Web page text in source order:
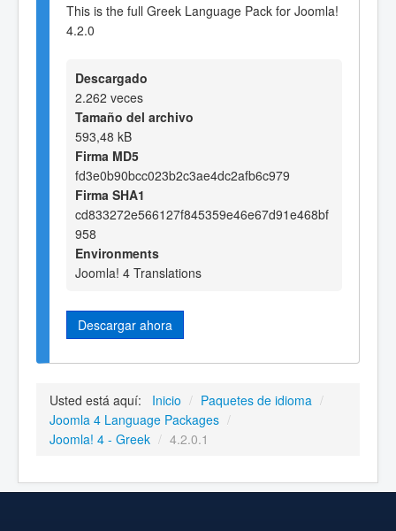
This is the full Greek Language Pack for Joomla!
4.2.0
Descargado
2.262 veces
Tamaño del archivo
593,48 kB
Firma MD5
fd3e0b90bcc023b2c3ae4dc2afb6c979
Firma SHA1
cd833272e566127f845359e46e67d91e468bf
958
Environments
Joomla! 4 Translations
Descargar ahora
Usted está aquí: Inicio / Paquetes de idioma /
Joomla 4 Language Packages /
Joomla! 4 - Greek / 4.2.0.1